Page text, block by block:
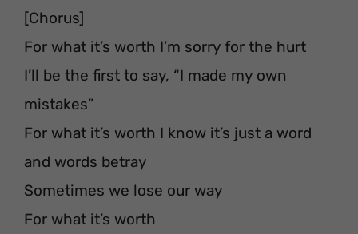
[Chorus]
For what it’s worth I’m sorry for the hurt
I’ll be the first to say, “I made my own
mistakes”
For what it’s worth I know it’s just a word
and words betray
Sometimes we lose our way
For what it’s worth